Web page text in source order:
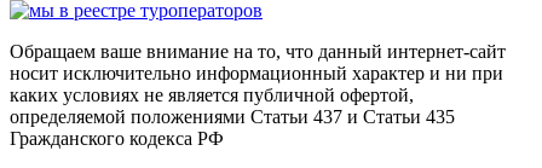
Обращаем ваше внимание на то, что данный интернет-сайт
носит исключительно информационный характер и ни при
каких условиях не является публичной офертой,
определяемой положениями Статьи 437 и Статьи 435
Гражданского кодекса РФ